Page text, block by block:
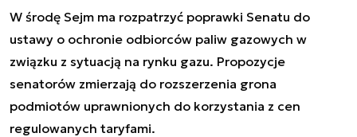
W środę Sejm ma rozpatrzyć poprawki Senatu do
ustawy o ochronie odbiorców paliw gazowych w
związku z sytuacją na rynku gazu. Propozycje
senatorów zmierzają do rozszerzenia grona
podmiotów uprawnionych do korzystania z cen
regulowanych taryfami.